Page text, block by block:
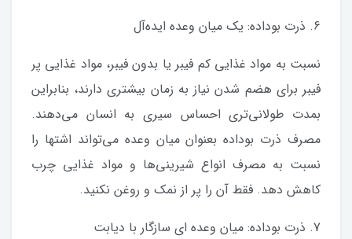
6. ذرت بوداده: یک میان وعده ایده‌آل
نسبت به مواد غذایی کم فیبر یا بدون فیبر، مواد غذایی پر
فیبر برای هضم شدن نیاز به زمان بیشتری دارند، بنابراین
بمدت طولانی‌تری احساس سیری به انسان می‌دهند.
مصرف ذرت بوداده بعنوان میان وعده می‌تواند اشتها را
نسبت به مصرف انواع شیرینی‌‌ها و مواد غذایی چرب
کاهش دهد. فقط آن را پر از نمک و روغن نکنید.
7. ذرت بوداده: میان وعده ای سازگار با دیابت